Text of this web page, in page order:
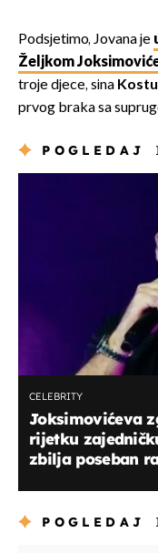
Podsjetimo, Jovana je
Željkom
troje djece, sina Kostu
prvog braka sa
POGLEDAJ
CELEBRITY
Joksimovićeva
rijetku
zbilja poseban
POGLEDAJ